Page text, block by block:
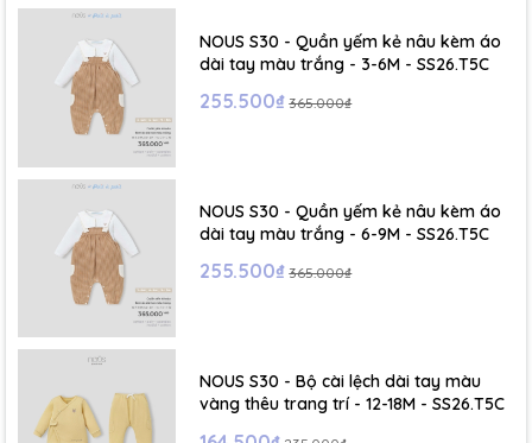
NOUS S30 - Quần yếm kẻ nâu kèm áo
dài tay màu trắng - 3-6M - SS26.T5C
255.500₫ 365.000₫
NOUS S30 - Quần yếm kẻ nâu kèm áo
dài tay màu trắng - 6-9M - SS26.T5C
255.500₫ 365.000₫
NOUS S30 - Bộ cài lệch dài tay màu
vàng thêu trang trí - 12-18M - SS26.T5C